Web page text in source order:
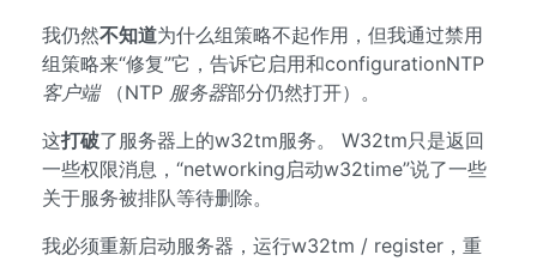
我仍然不知道为什么组策略不起作用，但我通过禁用
组策略来“修复”它，告诉它启用和configurationNTP
客户端（NTP 服务器部分仍然打开）。
这打破了服务器上的w32tm服务。 W32tm只是返回
一些权限消息，“networking启动w32time”说了一些
关于服务被排队等待删除。
我必须重新启动服务器，运行w32tm / register，重